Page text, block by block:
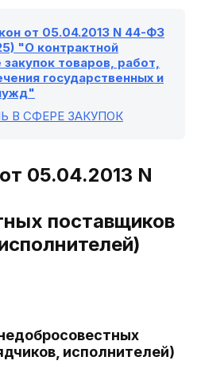
от 05.04.2013 N 44-ФЗ
"О контрактной
товаров, работ,
государственных и
В СФЕРЕ ЗАКУПОК
05.04.2013 N
поставщиков
исполнителей)